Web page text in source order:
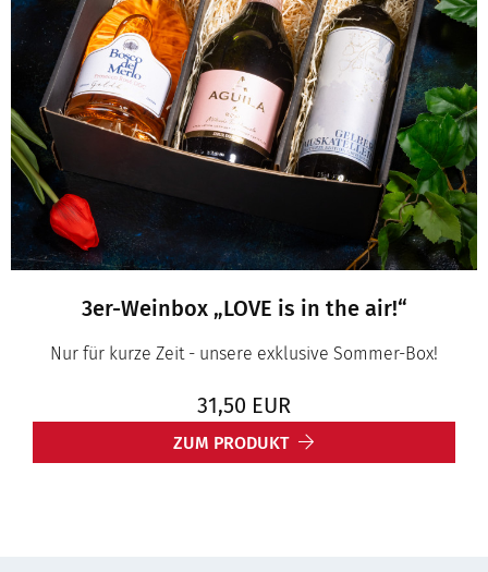
3er-Weinbox „LOVE is in the air!“
Nur für kurze Zeit - unsere exklusive Sommer-Box!
31,50 EUR
ZUM PRODUKT